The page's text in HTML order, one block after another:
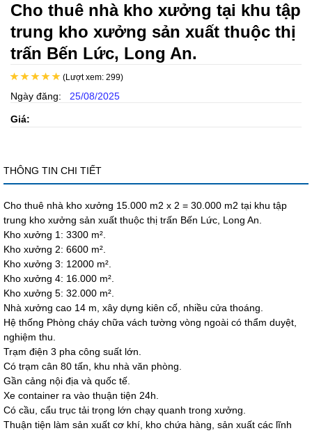
Cho thuê nhà kho xưởng tại khu tập
trung kho xưởng sản xuất thuộc thị
trấn Bến Lức, Long An.
(Lượt xem: 299)
Ngày đăng: 25/08/2025
Giá:
THÔNG TIN CHI TIẾT
Cho thuê nhà kho xưởng 15.000 m2 x 2 = 30.000 m2 tại khu tập
trung kho xưởng sản xuất thuộc thị trấn Bến Lức, Long An.
Kho xưởng 1: 3300 m².
Kho xưởng 2: 6600 m².
Kho xưởng 3: 12000 m².
Kho xưởng 4: 16.000 m².
Kho xưởng 5: 32.000 m².
Nhà xưởng cao 14 m, xây dựng kiên cố, nhiều cửa thoáng.
Hệ thống Phòng cháy chữa vách tường vòng ngoài có thẩm duyệt,
nghiệm thu.
Trạm điện 3 pha công suất lớn.
Có trạm cân 80 tấn, khu nhà văn phòng.
Gần cảng nội địa và quốc tế.
Xe container ra vào thuận tiện 24h.
Có cầu, cẩu trục tải trọng lớn chạy quanh trong xưởng.
Thuận tiện làm sản xuất cơ khí, kho chứa hàng, sản xuất các lĩnh